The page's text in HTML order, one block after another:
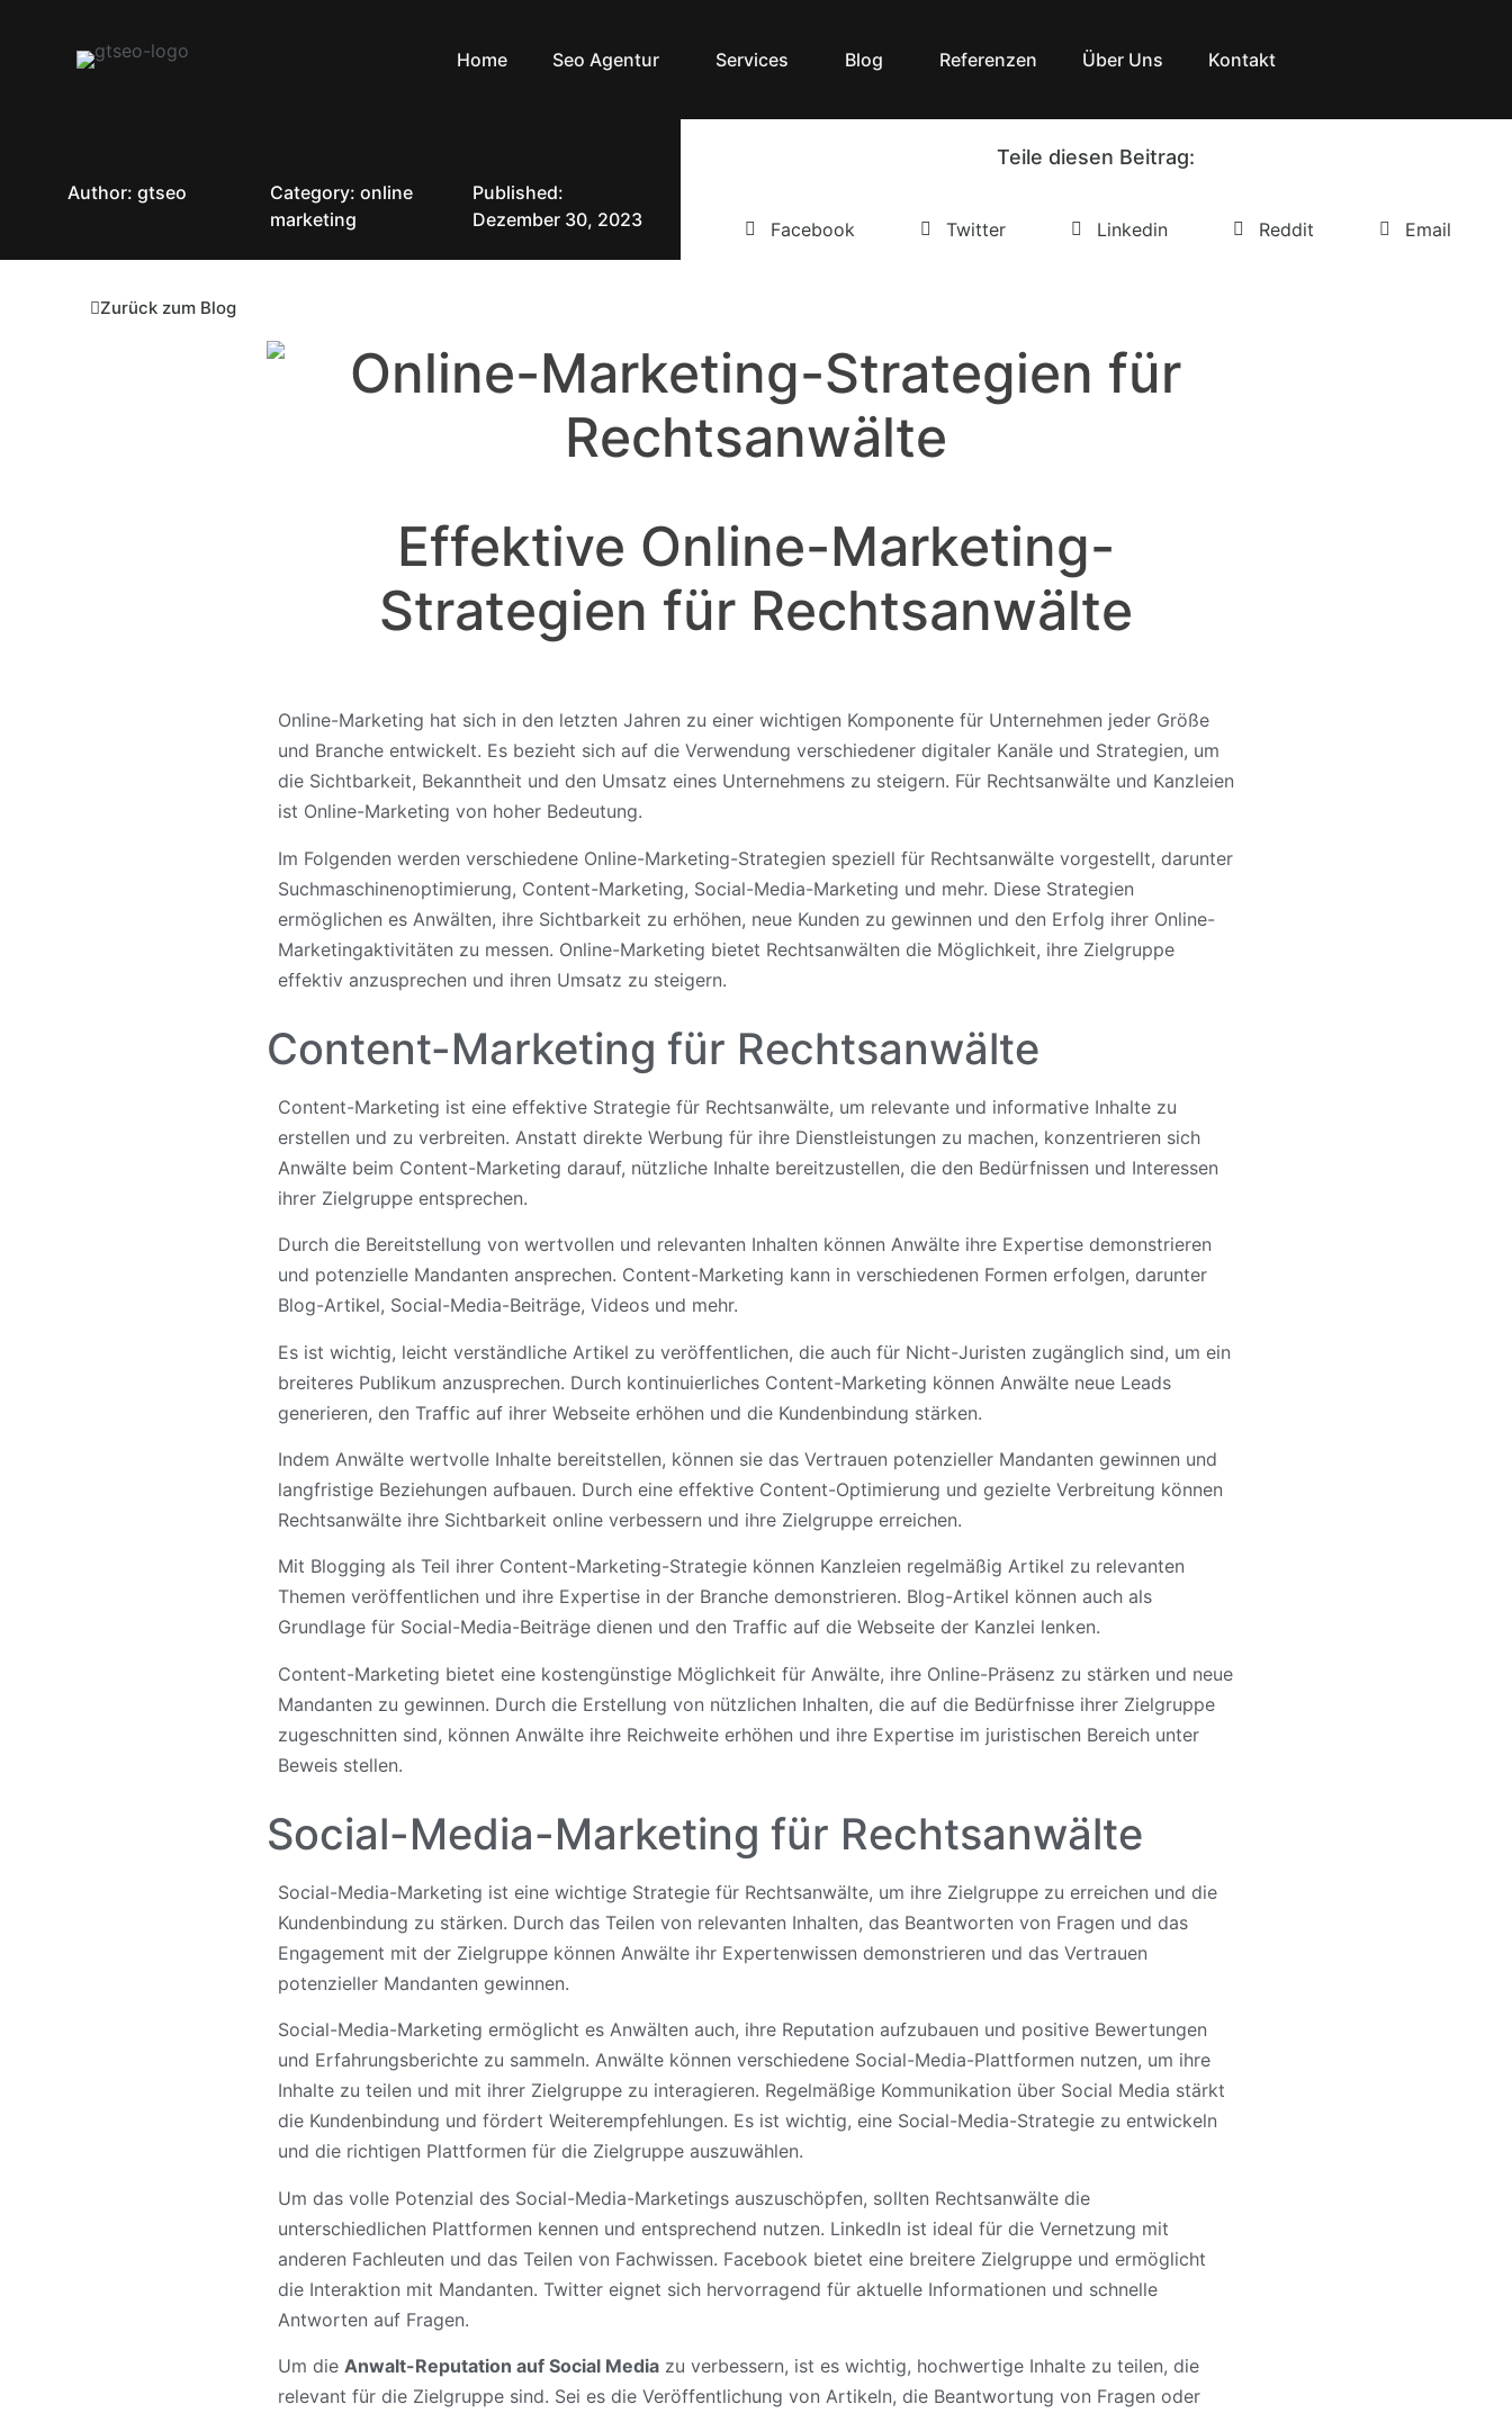
Home Seo Agentur Services Blog Referenzen Über Uns Kontakt
Author: gtseo Category: online
marketing
Published:
Dezember 30, 2023
Teile diesen Beitrag:
Facebook Twitter Linkedin Reddit Email
Zurück zum Blog
Effektive Online-Marketing-
Strategien für Rechtsanwälte
Online-Marketing hat sich in den letzten Jahren zu einer wichtigen Komponente für Unternehmen jeder Größe
und Branche entwickelt. Es bezieht sich auf die Verwendung verschiedener digitaler Kanäle und Strategien, um
die Sichtbarkeit, Bekanntheit und den Umsatz eines Unternehmens zu steigern. Für Rechtsanwälte und Kanzleien
ist Online-Marketing von hoher Bedeutung.
Im Folgenden werden verschiedene Online-Marketing-Strategien speziell für Rechtsanwälte vorgestellt, darunter
Suchmaschinenoptimierung, Content-Marketing, Social-Media-Marketing und mehr. Diese Strategien
ermöglichen es Anwälten, ihre Sichtbarkeit zu erhöhen, neue Kunden zu gewinnen und den Erfolg ihrer Online-
Marketingaktivitäten zu messen. Online-Marketing bietet Rechtsanwälten die Möglichkeit, ihre Zielgruppe
effektiv anzusprechen und ihren Umsatz zu steigern.
Content-Marketing für Rechtsanwälte
Content-Marketing ist eine effektive Strategie für Rechtsanwälte, um relevante und informative Inhalte zu
erstellen und zu verbreiten. Anstatt direkte Werbung für ihre Dienstleistungen zu machen, konzentrieren sich
Anwälte beim Content-Marketing darauf, nützliche Inhalte bereitzustellen, die den Bedürfnissen und Interessen
ihrer Zielgruppe entsprechen.
Durch die Bereitstellung von wertvollen und relevanten Inhalten können Anwälte ihre Expertise demonstrieren
und potenzielle Mandanten ansprechen. Content-Marketing kann in verschiedenen Formen erfolgen, darunter
Blog-Artikel, Social-Media-Beiträge, Videos und mehr.
Es ist wichtig, leicht verständliche Artikel zu veröffentlichen, die auch für Nicht-Juristen zugänglich sind, um ein
breiteres Publikum anzusprechen. Durch kontinuierliches Content-Marketing können Anwälte neue Leads
generieren, den Traffic auf ihrer Webseite erhöhen und die Kundenbindung stärken.
Indem Anwälte wertvolle Inhalte bereitstellen, können sie das Vertrauen potenzieller Mandanten gewinnen und
langfristige Beziehungen aufbauen. Durch eine effektive Content-Optimierung und gezielte Verbreitung können
Rechtsanwälte ihre Sichtbarkeit online verbessern und ihre Zielgruppe erreichen.
Mit Blogging als Teil ihrer Content-Marketing-Strategie können Kanzleien regelmäßig Artikel zu relevanten
Themen veröffentlichen und ihre Expertise in der Branche demonstrieren. Blog-Artikel können auch als
Grundlage für Social-Media-Beiträge dienen und den Traffic auf die Webseite der Kanzlei lenken.
Content-Marketing bietet eine kostengünstige Möglichkeit für Anwälte, ihre Online-Präsenz zu stärken und neue
Mandanten zu gewinnen. Durch die Erstellung von nützlichen Inhalten, die auf die Bedürfnisse ihrer Zielgruppe
zugeschnitten sind, können Anwälte ihre Reichweite erhöhen und ihre Expertise im juristischen Bereich unter
Beweis stellen.
Social-Media-Marketing für Rechtsanwälte
Social-Media-Marketing ist eine wichtige Strategie für Rechtsanwälte, um ihre Zielgruppe zu erreichen und die
Kundenbindung zu stärken. Durch das Teilen von relevanten Inhalten, das Beantworten von Fragen und das
Engagement mit der Zielgruppe können Anwälte ihr Expertenwissen demonstrieren und das Vertrauen
potenzieller Mandanten gewinnen.
Social-Media-Marketing ermöglicht es Anwälten auch, ihre Reputation aufzubauen und positive Bewertungen
und Erfahrungsberichte zu sammeln. Anwälte können verschiedene Social-Media-Plattformen nutzen, um ihre
Inhalte zu teilen und mit ihrer Zielgruppe zu interagieren. Regelmäßige Kommunikation über Social Media stärkt
die Kundenbindung und fördert Weiterempfehlungen. Es ist wichtig, eine Social-Media-Strategie zu entwickeln
und die richtigen Plattformen für die Zielgruppe auszuwählen.
Um das volle Potenzial des Social-Media-Marketings auszuschöpfen, sollten Rechtsanwälte die
unterschiedlichen Plattformen kennen und entsprechend nutzen. LinkedIn ist ideal für die Vernetzung mit
anderen Fachleuten und das Teilen von Fachwissen. Facebook bietet eine breitere Zielgruppe und ermöglicht
die Interaktion mit Mandanten. Twitter eignet sich hervorragend für aktuelle Informationen und schnelle
Antworten auf Fragen.
Um die Anwalt-Reputation auf Social Media zu verbessern, ist es wichtig, hochwertige Inhalte zu teilen, die
relevant für die Zielgruppe sind. Sei es die Veröffentlichung von Artikeln, die Beantwortung von Fragen oder